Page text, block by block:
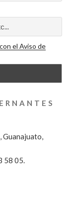
el Aviso de
Guanajuato,
58 05.